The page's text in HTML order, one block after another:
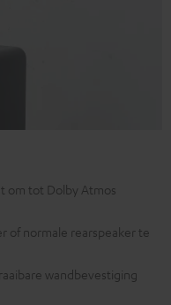
om tot Dolby Atmos
of normale rearspeaker te
wandbevestiging